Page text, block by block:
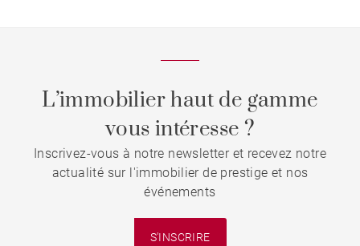
L’immobilier haut de gamme
vous intéresse ?
Inscrivez-vous à notre newsletter et recevez notre
actualité sur l'immobilier de prestige et nos
événements
S'INSCRIRE